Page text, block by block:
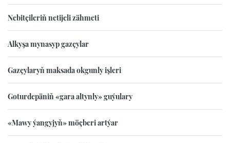
Nebitçileriň netijeli zähmeti
Alkyşa mynasyp gazçylar
Gazçylaryň maksada okgunly işleri
Goturdepäniň «gara altynly» guýulary
«Mawy ýangyjyň» möçberi artýar